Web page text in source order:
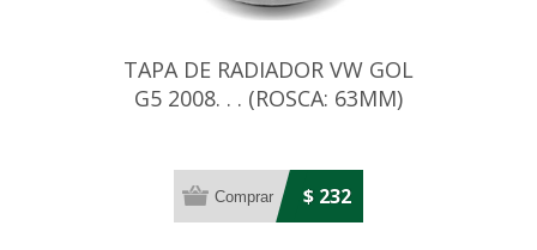
TAPA DE RADIADOR VW GOL
G5 2008. . . (ROSCA: 63MM)
$ 232